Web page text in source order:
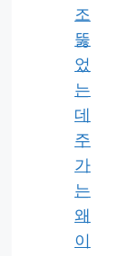
조
뚫
었
는
데
주
가
는
왜
이